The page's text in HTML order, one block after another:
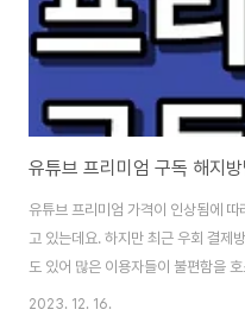
유튜브 프리미엄 구독 해지
유튜브 프리미엄 가격이 인상됨에
고 있는데요. 하지만 최근 우회 결제
도 있어 많은 이용자들이 불편함을
릴 수 있는 방법이 있습니다. 아래 내
2023. 12. 16.